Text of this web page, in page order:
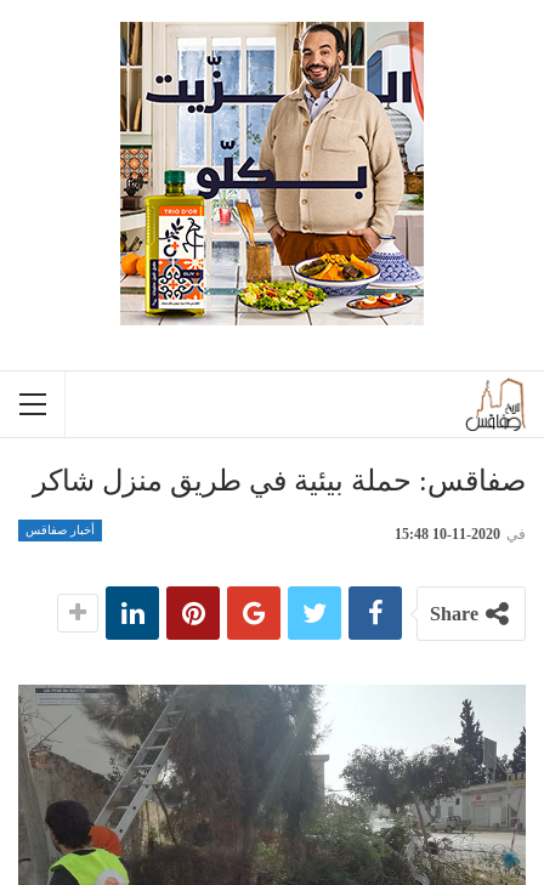
صفاقس: حملة بيئية في طريق منزل شاكر
أخبار صفاقس في 2020-11-10 15:48
Share